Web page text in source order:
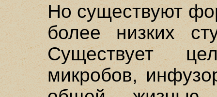
Но существуют
более низких
Существует
микробов,